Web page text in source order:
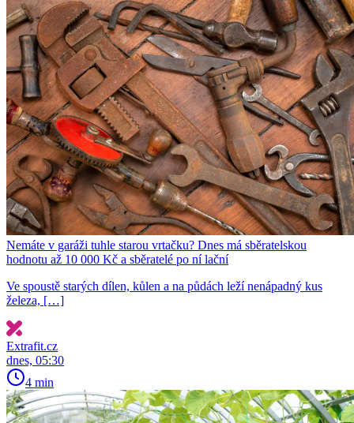
Nemáte v garáži tuhle starou vrtačku? Dnes má sběratelskou
hodnotu až 10 000 Kč a sběratelé po ní lační
Ve spoustě starých dílen, kůlen a na půdách leží nenápadný kus
železa, […]
Extrafit.cz
dnes, 05:30
4 min